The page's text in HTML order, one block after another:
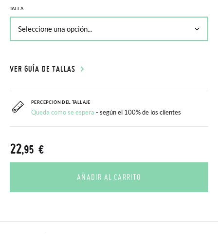
TALLA
VER GUÍA DE TALLAS
PERCEPCIÓN DEL TALLAJE
Queda como se espera - según el 100% de los clientes
22,95 €
AÑADIR AL CARRITO